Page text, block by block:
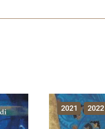
2021 2022